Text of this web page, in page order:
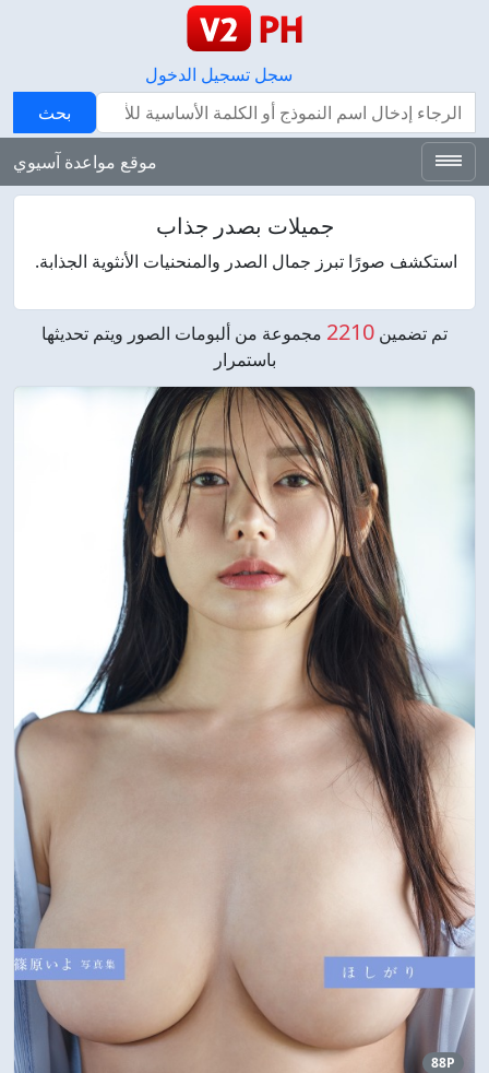
سجل تسجيل الدخول
بحث
بحث
موقع مواعدة آسيوي
جميلات بصدر جذاب
استكشف صورًا تبرز جمال الصدر والمنحنيات الأنثوية الجذابة.
تم تضمين 2210 مجموعة من ألبومات الصور ويتم تحديثها
باستمرار
88P